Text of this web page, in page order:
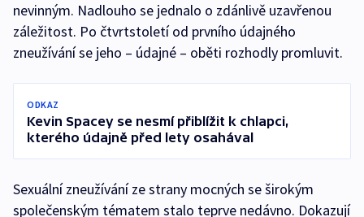
nevinným. Nadlouho se jednalo o zdánlivě uzavřenou
záležitost. Po čtvrtstoletí od prvního údajného
zneužívání se jeho – údajné – oběti rozhodly promluvit.
ODKAZ
Kevin Spacey se nesmí přiblížit k chlapci,
kterého údajně před lety osahával
Sexuální zneužívání ze strany mocných se širokým
společenským tématem stalo teprve nedávno. Dokazují